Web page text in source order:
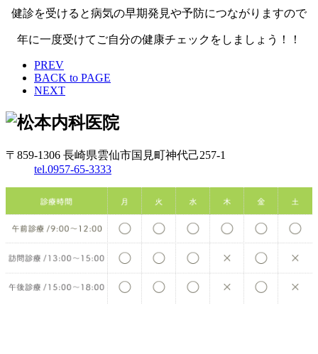
健診を受けると病気の早期発見や予防につながりますので
年に一度受けてご自分の健康チェックをしましょう！！
PREV
BACK to PAGE
NEXT
〒859-1306 長崎県雲仙市国見町神代己257-1
tel.0957-65-3333